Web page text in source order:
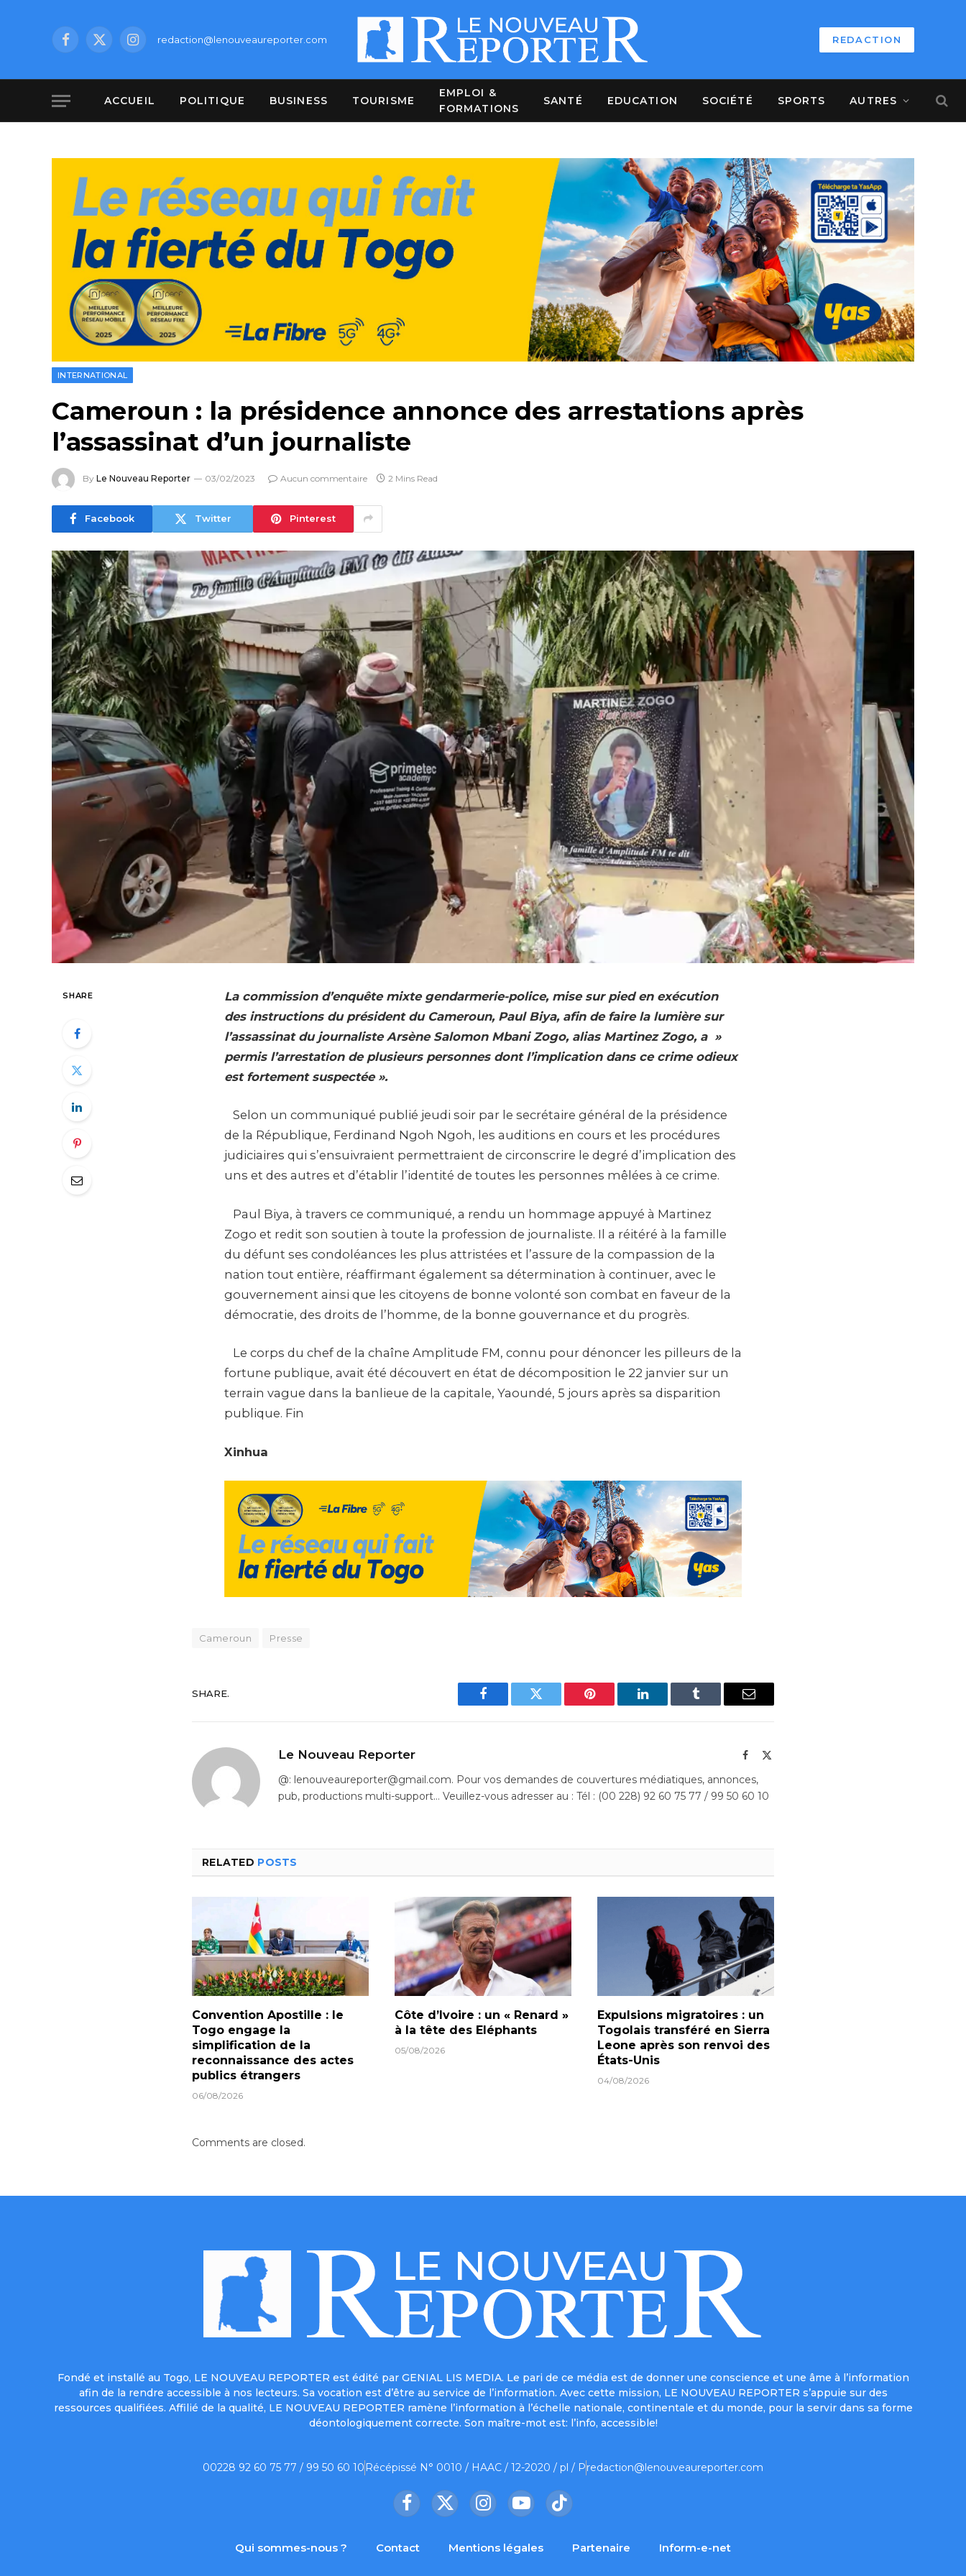
Facebook
X
Instagramredaction@lenouveaureporter.com REDACTION
ACCUEIL POLITIQUE BUSINESS TOURISME
EMPLOI &
FORMATIONS
SANTÉ EDUCATION SOCIÉTÉ SPORTS AUTRES
INTERNATIONAL
Cameroun : la présidence annonce des arrestations après
l’assassinat d’un journaliste
By Le Nouveau Reporter 03/02/2023 Aucun commentaire 2 Mins Read
Facebook Twitter Pinterest
SHARE
La commission d’enquête mixte gendarmerie-police, mise sur pied en exécution
des instructions du président du Cameroun, Paul Biya, afin de faire la lumière sur
l’assassinat du journaliste Arsène Salomon Mbani Zogo, alias Martinez Zogo, a »
permis l’arrestation de plusieurs personnes dont l’implication dans ce crime odieux
est fortement suspectée ».
Selon un communiqué publié jeudi soir par le secrétaire général de la présidence
de la République, Ferdinand Ngoh Ngoh, les auditions en cours et les procédures
judiciaires qui s’ensuivraient permettraient de circonscrire le degré d’implication des
uns et des autres et d’établir l’identité de toutes les personnes mêlées à ce crime.
Paul Biya, à travers ce communiqué, a rendu un hommage appuyé à Martinez
Zogo et redit son soutien à toute la profession de journaliste. Il a réitéré à la famille
du défunt ses condoléances les plus attristées et l’assure de la compassion de la
nation tout entière, réaffirmant également sa détermination à continuer, avec le
gouvernement ainsi que les citoyens de bonne volonté son combat en faveur de la
démocratie, des droits de l’homme, de la bonne gouvernance et du progrès.
Le corps du chef de la chaîne Amplitude FM, connu pour dénoncer les pilleurs de la
fortune publique, avait été découvert en état de décomposition le 22 janvier sur un
terrain vague dans la banlieue de la capitale, Yaoundé, 5 jours après sa disparition
publique. Fin
Xinhua
Cameroun Presse
SHARE.
Facebook Twitter Pinterest LinkedIn Tumblr Email
Le Nouveau Reporter Facebook
@: lenouveaureporter@gmail.com. Pour vos demandes de couvertures médiatiques, annonces,
pub, productions multi-support… Veuillez-vous adresser au : Tél : (00 228) 92 60 75 77 / 99 50 60 10
RELATED POSTS
Convention Apostille : le
Togo engage la
simplification de la
reconnaissance des actes
publics étrangers
06/08/2026
Côte d’Ivoire : un « Renard »
à la tête des Eléphants
05/08/2026
Expulsions migratoires : un
Togolais transféré en Sierra
Leone après son renvoi des
États-Unis
04/08/2026
Comments are closed.
Fondé et installé au Togo, LE NOUVEAU REPORTER est édité par GENIAL LIS MEDIA. Le pari de ce média est de donner une conscience et une âme à l’information
afin de la rendre accessible à nos lecteurs. Sa vocation est d’être au service de l’information. Avec cette mission, LE NOUVEAU REPORTER s’appuie sur des
ressources qualifiées. Affilié de la qualité, LE NOUVEAU REPORTER ramène l’information à l’échelle nationale, continentale et du monde, pour la servir dans sa forme
déontologiquement correcte. Son maître-mot est: l’info, accessible!
00228 92 60 75 77 / 99 50 60 10 Récépissé N° 0010 / HAAC / 12-2020 / pl / Predaction@lenouveaureporter.com
Facebook
X
InstagramYouTubeTikTok
Qui sommes-nous ? Contact Mentions légales Partenaire Inform-e-net